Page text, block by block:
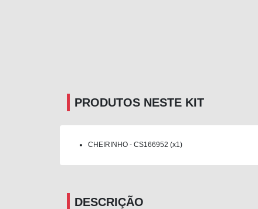
PRODUTOS NESTE KIT
CHEIRINHO - CS166952 (x1)
DESCRIÇÃO